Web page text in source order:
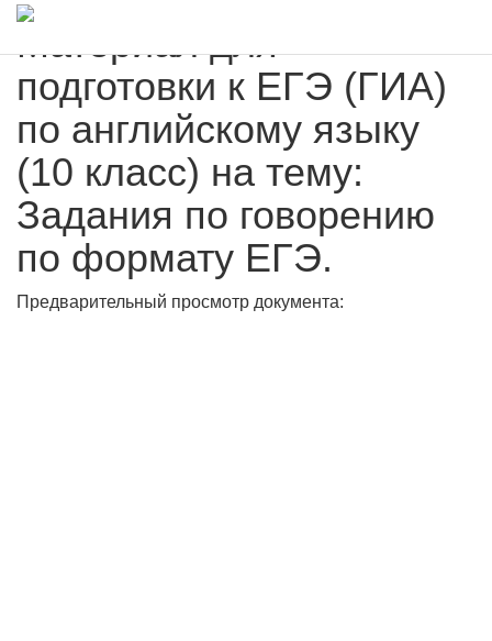
Материал для
подготовки к ЕГЭ (ГИА)
по английскому языку
(10 класс) на тему:
Задания по говорению
по формату ЕГЭ.
Предварительный просмотр документа: